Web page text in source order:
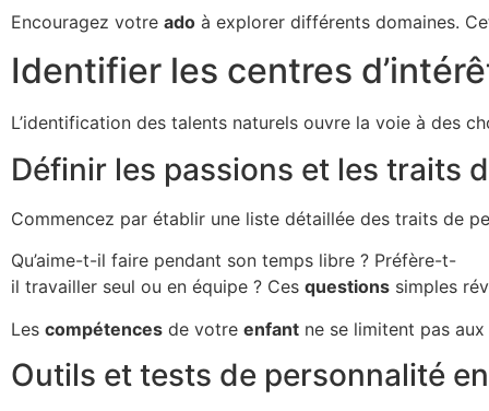
Encouragez votre ado à explorer différents domaines.
Identifier les centres
L’identification des talents naturels ouvre la voie à des
Définir les passions et les traits
Commencez par établir une liste détaillée des traits de
Qu’aime-t-il faire pendant son temps libre ? Préfère-t-
il travailler seul ou en équipe ? Ces questions simples
Les compétences de votre enfant ne se limitent pas
Outils et tests de personnalité